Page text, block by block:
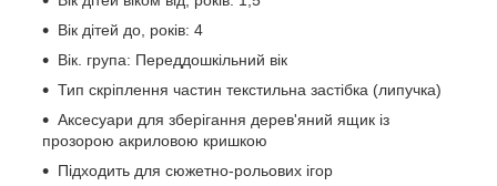
Вік дітей до, років: 4
Вік. група: Переддошкільний вік
Тип скріплення частин текстильна застібка (липучка)
Аксесуари для зберігання дерев'яний ящик із
прозорою акриловою кришкою
Підходить для сюжетно-рольових ігор